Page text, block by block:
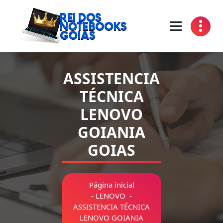
conteúdo
ASSISTENCIA
TÉCNICA
LENOVO
GOIANIA
GOIAS
Página inicial
- LENOVO -
ASSISTENCIA TÉCNICA
LENOVO GOIANIA